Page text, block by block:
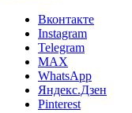
Вконтакте
Instagram
Telegram
MAX
WhatsApp
Яндекс.Дзен
Pinterest